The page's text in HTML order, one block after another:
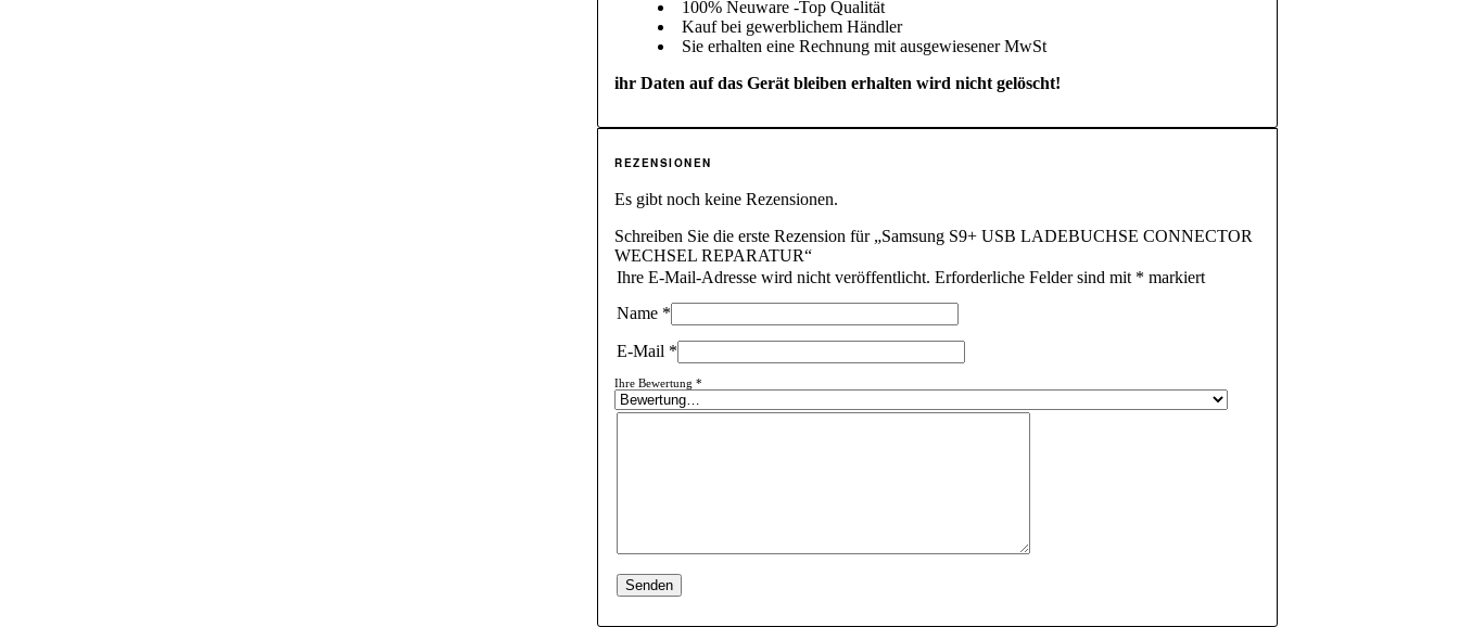
100% Neuware -Top Qualität
Kauf bei gewerblichem Händler
Sie erhalten eine Rechnung mit ausgewiesener MwSt
ihr Daten auf das Gerät bleiben erhalten wird nicht gelöscht!
REZENSIONEN
Es gibt noch keine Rezensionen.
Schreiben Sie die erste Rezension für „Samsung S9+ USB LADEBUCHSE CONNECTOR
WECHSEL REPARATUR“
Ihre E-Mail-Adresse wird nicht veröffentlicht. Erforderliche Felder sind mit * markiert
Name *
E-Mail *
Ihre Bewertung*